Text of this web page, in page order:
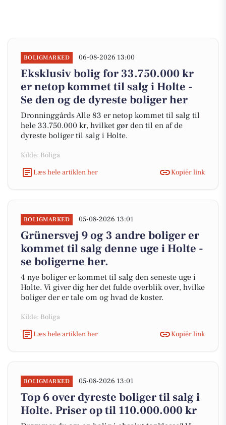
BOLIGMARKED 06-08-2026 13:00
Eksklusiv bolig for 33.750.000 kr
er netop kommet til salg i Holte -
Se den og de dyreste boliger her
Dronninggårds Alle 83 er netop kommet til salg til
hele 33.750.000 kr, hvilket gør den til en af de
dyreste boliger til salg i Holte.
Kilde: Boliga
Læs hele artiklen her
Kopiér link
BOLIGMARKED 05-08-2026 13:01
Grünersvej 9 og 3 andre boliger er
kommet til salg denne uge i Holte -
se boligerne her.
4 nye boliger er kommet til salg den seneste uge i
Holte. Vi giver dig her det fulde overblik over, hvilke
boliger der er tale om og hvad de koster.
Kilde: Boliga
Læs hele artiklen her
Kopiér link
BOLIGMARKED 05-08-2026 13:01
Top 6 over dyreste boliger til salg i
Holte. Priser op til 110.000.000 kr